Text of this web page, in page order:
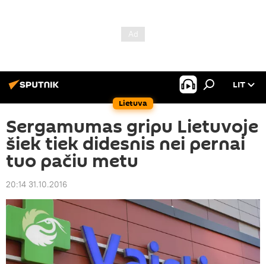
Lietuva
LIT
Sergamumas gripu Lietuvoje
šiek tiek didesnis nei pernai
tuo pačiu metu
20:14 31.10.2016